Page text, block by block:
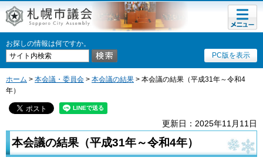
お探しの情報は何ですか。
PC版を表示
メニュ
ー
ホーム > 本会議・委員会 > 本会議の結果 > 本会議の結果（平成31年～令和4
年）
更新日：2025年11月11日
本会議の結果（平成31年～令和4年）